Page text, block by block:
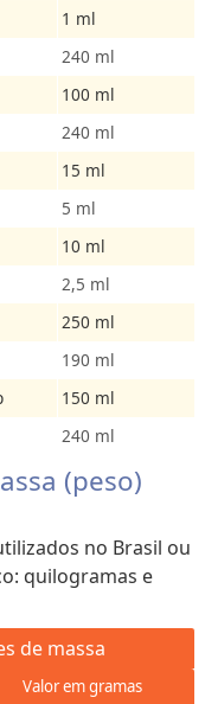
1 ml
240 ml
100 ml
240 ml
15 ml
5 ml
10 ml
2,5 ml
250 ml
190 ml
150 ml
240 ml
(peso)
no Brasil ou
quilogramas e
de massa
Valor em gramas